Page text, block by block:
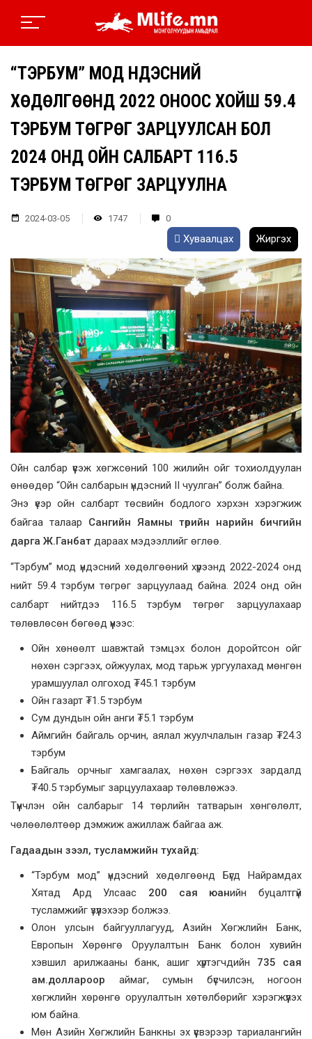
“ТЭРБУМ” МОД ҮНДЭСНИЙ
ХӨДӨЛГӨӨНД 2022 ОНООС ХОЙШ 59.4
ТЭРБУМ ТӨГРӨГ ЗАРЦУУЛСАН БОЛ
2024 ОНД ОЙН САЛБАРТ 116.5
ТЭРБУМ ТӨГРӨГ ЗАРЦУУЛНА
2024-03-05 1747 0
Хуваалцах Жиргэх
Ойн салбар үүсэж хөгжсөний 100 жилийн ойг тохиолдуулан
өнөөдөр “Ойн салбарын үндэсний II чуулган” болж байна.
Энэ үеэр ойн салбарт төсвийн бодлого хэрхэн хэрэгжиж
байгаа талаар Сангийн Яамны төрийн нарийн бичгийн
дарга Ж.Ганбат дараах мэдээллийг өглөө.
“Тэрбум” мод үндэсний хөдөлгөөний хүрээнд 2022-2024 онд
нийт 59.4 тэрбум төгрөг зарцуулаад байна. 2024 онд ойн
салбарт нийтдээ 116.5 тэрбум төгрөг зарцуулахаар
төлөвлөсөн бөгөөд үүнээс:
Ойн хөнөөлт шавжтай тэмцэх болон доройтсон ойг
нөхөн сэргээх, ойжуулах, мод тарьж ургуулахад мөнгөн
урамшуулал олгоход ₮45.1 тэрбум
Ойн газарт ₮1.5 тэрбум
Сум дундын ойн анги ₮5.1 тэрбум
Аймгийн байгаль орчин, аялал жуулчлалын газар ₮24.3
тэрбум
Байгаль орчныг хамгаалах, нөхөн сэргээх зардалд
₮40.5 тэрбумыг зарцуулахаар төлөвлөжээ.
Түүнчлэн ойн салбарыг 14 төрлийн татварын хөнгөлөлт,
чөлөөлөлтөөр дэмжиж ажиллаж байгаа аж.
Гадаадын зээл, тусламжийн тухайд:
“Тэрбум мод” үндэсний хөдөлгөөнд Бүгд Найрамдах
Хятад Ард Улсаас 200 сая юанийн буцалтгүй
тусламжийг үзүүлэхээр болжээ.
Олон улсын байгууллагууд, Азийн Хөгжлийн Банк,
Европын Хөрөнгө Оруулалтын Банк болон хувийн
хэвшил арилжааны банк, ашиг хүртэгчдийн 735 сая
ам.доллароор аймаг, сумын бүсчилсэн, ногоон
хөгжлийн хөрөнгө оруулалтын хөтөлбөрийг хэрэгжүүлэх
юм байна.
Мөн Азийн Хөгжлийн Банкны эх үүсвэрээр тариалангийн